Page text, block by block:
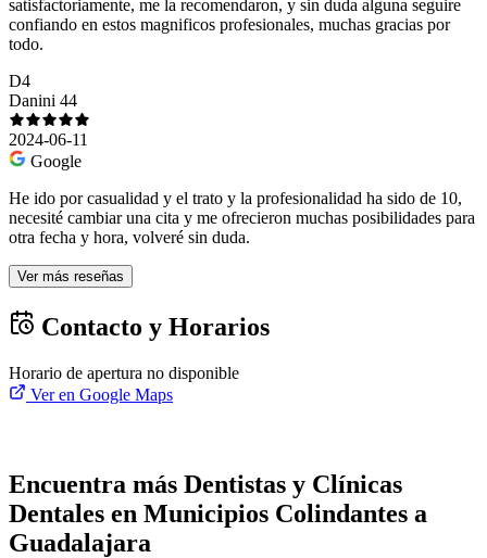
satisfactoriamente, me la recomendaron, y sin duda alguna seguire
confiando en estos magnificos profesionales, muchas gracias por
todo.
D4
Danini 44
2024-06-11
Google
He ido por casualidad y el trato y la profesionalidad ha sido de 10,
necesité cambiar una cita y me ofrecieron muchas posibilidades para
otra fecha y hora, volveré sin duda.
Ver más reseñas
Contacto y Horarios
Horario de apertura no disponible
Ver en Google Maps
Encuentra más Dentistas y Clínicas
Dentales en Municipios Colindantes a
Guadalajara